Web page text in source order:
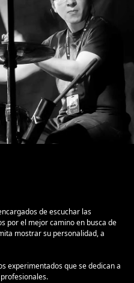
de escuchar las
por el mejor camino en busca de
mostrar su personalidad, a
experimentados que se dedican a